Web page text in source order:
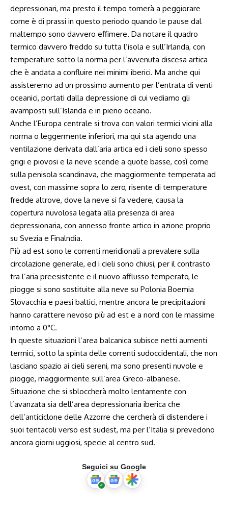
depressionari, ma presto il tempo tornerà a peggiorare
come è di prassi in questo periodo quando le pause dal
maltempo sono davvero effimere. Da notare il quadro
termico davvero freddo su tutta l’isola e sull’Irlanda, con
temperature sotto la norma per l’avvenuta discesa artica
che è andata a confluire nei minimi iberici. Ma anche qui
assisteremo ad un prossimo aumento per l’entrata di venti
oceanici, portati dalla depressione di cui vediamo gli
avamposti sull’Islanda e in pieno oceano.
Anche l’Europa centrale si trova con valori termici vicini alla
norma o leggermente inferiori, ma qui sta agendo una
ventilazione derivata dall’aria artica ed i cieli sono spesso
grigi e piovosi e la neve scende a quote basse, così come
sulla penisola scandinava, che maggiormente temperata ad
ovest, con massime sopra lo zero, risente di temperature
fredde altrove, dove la neve si fa vedere, causa la
copertura nuvolosa legata alla presenza di area
depressionaria, con annesso fronte artico in azione proprio
su Svezia e Finalndia.
Più ad est sono le correnti meridionali a prevalere sulla
circolazione generale, ed i cieli sono chiusi, per il contrasto
tra l’aria preesistente e il nuovo afflusso temperato, le
piogge si sono sostituite alla neve su Polonia Boemia
Slovacchia e paesi baltici, mentre ancora le precipitazioni
hanno carattere nevoso più ad est e a nord con le massime
intorno a 0°C.
In queste situazioni l’area balcanica subisce netti aumenti
termici, sotto la spinta delle correnti sudoccidentali, che non
lasciano spazio ai cieli sereni, ma sono presenti nuvole e
piogge, maggiormente sull’area Greco-albanese.
Situazione che si sbloccherà molto lentamente con
l’avanzata sia dell’area depressionaria iberica che
dell’anticiclone delle Azzorre che cercherà di distendere i
suoi tentacoli verso est sudest, ma per l’Italia si prevedono
ancora giorni uggiosi, specie al centro sud.
Seguici su Google